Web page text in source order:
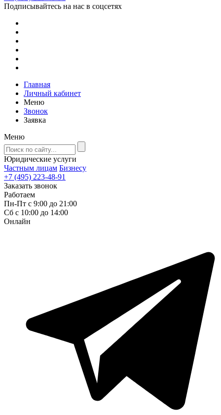
Подписывайтесь на нас в соцсетях
Главная
Личный кабинет
Меню
Звонок
Заявка
Меню
Юридические услуги
Частным лицам Бизнесу
+7 (495) 223-48-91
Заказать звонок
Работаем
Пн-Пт с 9:00 до 21:00
Сб с 10:00 до 14:00
Онлайн